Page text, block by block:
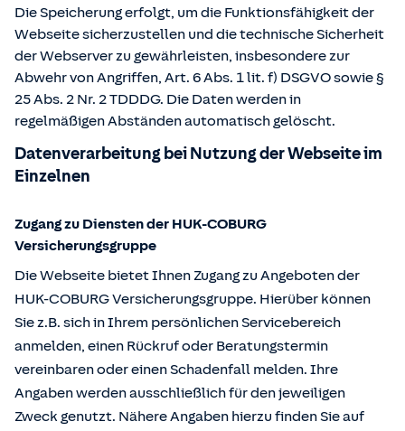
Die Speicherung erfolgt, um die Funktionsfähigkeit der
Webseite sicherzustellen und die technische Sicherheit
der Webserver zu gewährleisten, insbesondere zur
Abwehr von Angriffen, Art. 6 Abs. 1 lit. f) DSGVO sowie §
25 Abs. 2 Nr. 2 TDDDG. Die Daten werden in
regelmäßigen Abständen automatisch gelöscht.
Datenverarbeitung bei Nutzung der Webseite im
Einzelnen
Zugang zu Diensten der HUK-COBURG
Versicherungsgruppe
Die Webseite bietet Ihnen Zugang zu Angeboten der
HUK-COBURG Versicherungsgruppe. Hierüber können
Sie z.B. sich in Ihrem persönlichen Servicebereich
anmelden, einen Rückruf oder Beratungstermin
vereinbaren oder einen Schadenfall melden. Ihre
Angaben werden ausschließlich für den jeweiligen
Zweck genutzt. Nähere Angaben hierzu finden Sie auf